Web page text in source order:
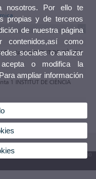
1 INSTITUT DE CIÈNCIA
1 INSTITUT DE CIÈNCIA
de la Universitat de València
Tel. UV: (+34) 963 86 41 00
nosotros. Por ello te
propias y de terceros
de nuestra página
como
sociales o analizar
o modifica la
ampliar información